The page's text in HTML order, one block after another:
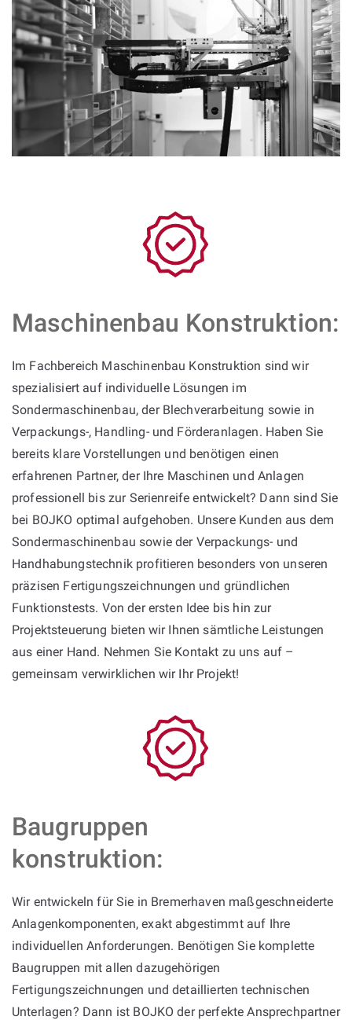
Maschinenbau Konstruktion:
Im Fachbereich Maschinenbau Konstruktion sind wir
spezialisiert auf individuelle Lösungen im
Sondermaschinenbau, der Blechverarbeitung sowie in
Verpackungs-, Handling- und Förderanlagen. Haben Sie
bereits klare Vorstellungen und benötigen einen
erfahrenen Partner, der Ihre Maschinen und Anlagen
professionell bis zur Serienreife entwickelt? Dann sind Sie
bei BOJKO optimal aufgehoben. Unsere Kunden aus dem
Sondermaschinenbau sowie der Verpackungs- und
Handhabungstechnik profitieren besonders von unseren
präzisen Fertigungszeichnungen und gründlichen
Funktionstests. Von der ersten Idee bis hin zur
Projektsteuerung bieten wir Ihnen sämtliche Leistungen
aus einer Hand. Nehmen Sie Kontakt zu uns auf –
gemeinsam verwirklichen wir Ihr Projekt!
Baugruppen
konstruktion:
Wir entwickeln für Sie in Bremerhaven maßgeschneiderte
Anlagenkomponenten, exakt abgestimmt auf Ihre
individuellen Anforderungen. Benötigen Sie komplette
Baugruppen mit allen dazugehörigen
Fertigungszeichnungen und detaillierten technischen
Unterlagen? Dann ist BOJKO der perfekte Ansprechpartner